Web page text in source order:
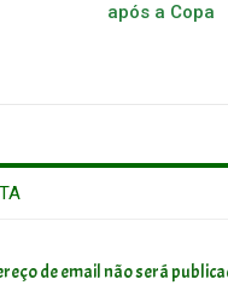
após a Copa
de email não será